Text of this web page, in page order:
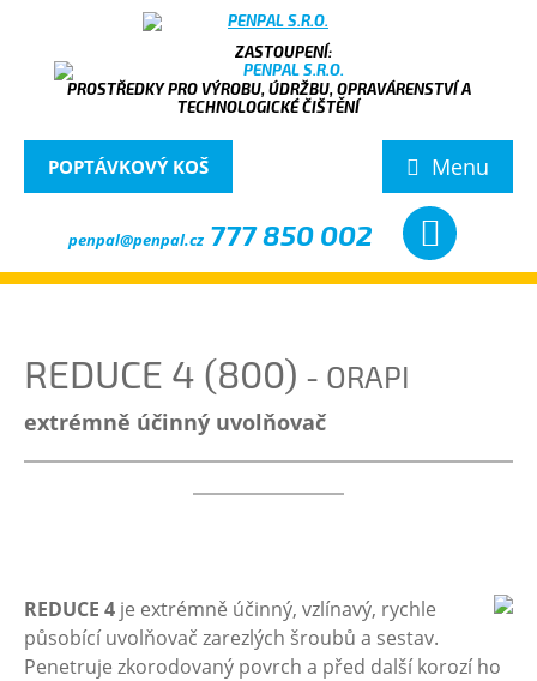
PROSTŘEDKY PRO VÝROBU, ÚDRŽBU, OPRAVÁRENSTVÍ A
TECHNOLOGICKÉ ČIŠTĚNÍ
Menu
POPTÁVKOVÝ KOŠ
penpal@penpal.cz 777 850 002
REDUCE 4 (800) - ORAPI
extrémně účinný uvolňovač
REDUCE 4 je extrémně účinný, vzlínavý, rychle
působící uvolňovač zarezlých šroubů a sestav.
Penetruje zkorodovaný povrch a před další korozí ho